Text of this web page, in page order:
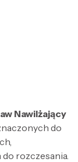
Nawilżający
do
rozczesania.